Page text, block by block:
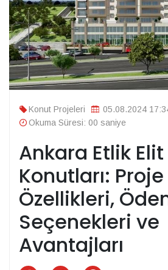
Konut Projeleri
05.08.2024
Okuma Süresi: 00 saniye
Ankara Etlik
Konutları: Proje
Özellikleri,
Seçenekleri ve
Avantajları